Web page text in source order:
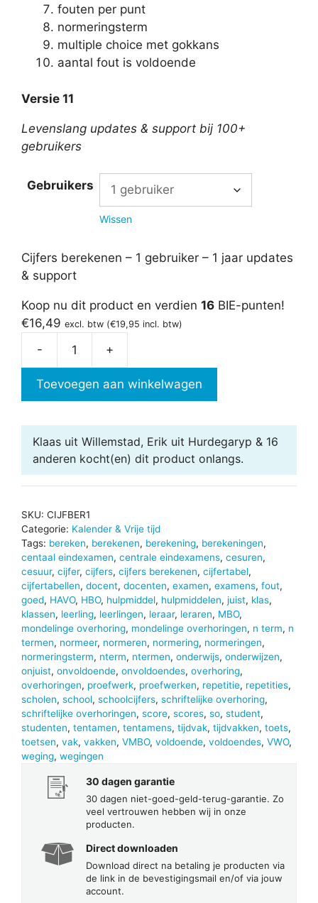
fouten per punt
normeringsterm
multiple choice met gokkans
aantal fout is voldoende
Versie 11
Levenslang updates & support bij 100+
gebruikers
Gebruikers
Wissen
Cijfers berekenen – 1 gebruiker – 1 jaar updates
& support
Koop nu dit product en verdien 16 BIE-punten!
€16,49 excl. btw (€19,95 incl. btw)
-
aantal
+
Toevoegen aan winkelwagen
Klaas uit Willemstad, Erik uit Hurdegaryp & 16
anderen kocht(en) dit product onlangs.
SKU: CIJFBER1
Categorie: Kalender & Vrije tijd
Tags: bereken, berekenen, berekening, berekeningen,
centaal eindexamen, centrale eindexamens, cesuren,
cesuur, cijfer, cijfers, cijfers berekenen, cijfertabel,
cijfertabellen, docent, docenten, examen, examens, fout,
goed, HAVO, HBO, hulpmiddel, hulpmiddelen, juist, klas,
klassen, leerling, leerlingen, leraar, leraren, MBO,
mondelinge overhoring, mondelinge overhoringen, n term, n
termen, normeer, normeren, normering, normeringen,
normeringsterm, nterm, ntermen, onderwijs, onderwijzen,
onjuist, onvoldoende, onvoldoendes, overhoring,
overhoringen, proefwerk, proefwerken, repetitie, repetities,
scholen, school, schoolcijfers, schriftelijke overhoring,
schriftelijke overhoringen, score, scores, so, student,
studenten, tentamen, tentamens, tijdvak, tijdvakken, toets,
toetsen, vak, vakken, VMBO, voldoende, voldoendes, VWO,
weging, wegingen
30 dagen garantie
30 dagen niet-goed-geld-terug-garantie. Zo
veel vertrouwen hebben wij in onze
producten.
Direct downloaden
Download direct na betaling je producten via
de link in de bevestigingsmail en/of via jouw
account.